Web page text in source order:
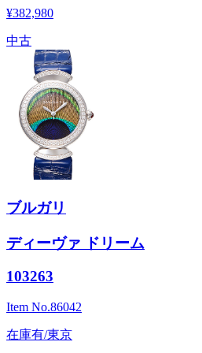
¥382,980
中古
ブルガリ
ディーヴァ ドリーム
103263
Item No.86042
在庫有/東京